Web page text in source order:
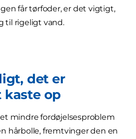
får tørfoder, er det vigtigt,
til rigeligt vand.
det er
op
mindre fordøjelsesproblem
hårbolle, fremtvinger den en